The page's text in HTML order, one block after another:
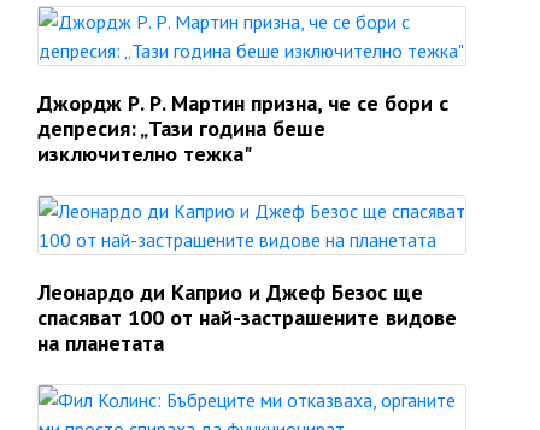
Джордж Р. Р. Мартин призна, че се бори с
депресия: „Тази година беше
изключително тежка"
Леонардо ди Каприо и Джеф Безос ще
спасяват 100 от най-застрашените видове
на планетата